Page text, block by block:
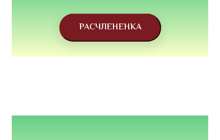
РАСЧЛЕНЕНКА